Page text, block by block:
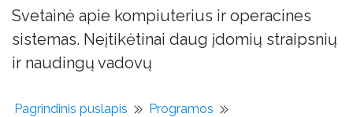
Svetainė apie kompiuterius ir operacines
sistemas. Neįtikėtinai daug įdomių straipsnių
ir naudingų vadovų
Pagrindinis puslapis
Programos